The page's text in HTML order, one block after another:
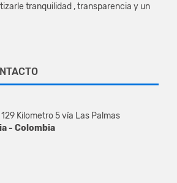
tranquilidad , transparencia y un
Kilometro 5 vía Las Palmas
- Colombia